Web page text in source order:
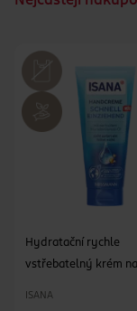
Hydratační rychle
vstřebatelný krém
ISANA